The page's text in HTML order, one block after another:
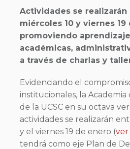
Actividades se realizarán
miércoles 10 y viernes 19
promoviendo
académicas,
a través de charlas y
Evidenciando el
institucionales, la Academia
de la UCSC en su octava
actividades se realizarán
y el viernes 19 de enero (
tendrá como eje Plan de